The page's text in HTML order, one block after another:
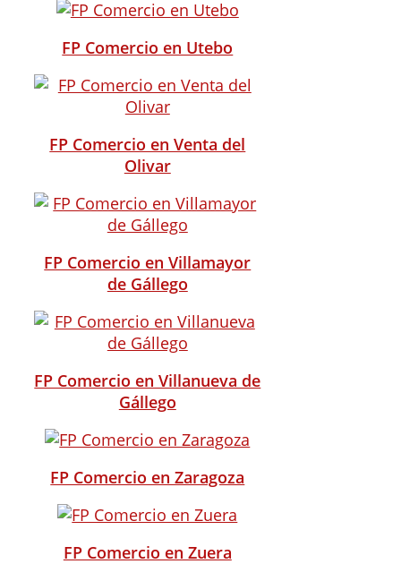
FP Comercio en Utebo
FP Comercio en Venta del
Olivar
FP Comercio en Villamayor
de Gállego
FP Comercio en Villanueva de
Gállego
FP Comercio en Zaragoza
FP Comercio en Zuera